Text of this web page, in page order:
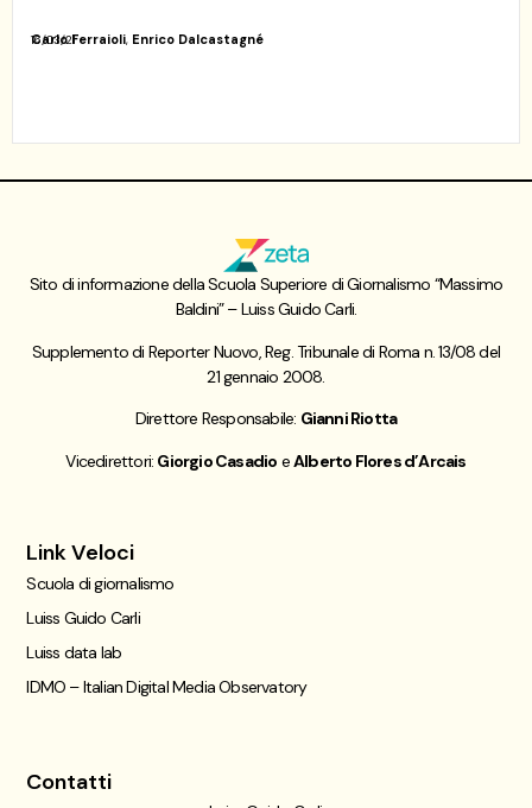
16/03/21
Carlo Ferraioli, Enrico Dalcastagné
Sito di informazione della Scuola Superiore di Giornalismo “Massimo
Baldini” – Luiss Guido Carli.
Supplemento di Reporter Nuovo, Reg. Tribunale di Roma n. 13/08 del
21 gennaio 2008.
Direttore Responsabile: Gianni Riotta
Vicedirettori: Giorgio Casadio eAlberto Flores d’Arcais
Link Veloci
Scuola di giornalismo
Luiss Guido Carli
Luiss data lab
IDMO – Italian Digital Media Observatory
Contatti